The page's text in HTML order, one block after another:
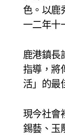
色。以鹿
一二年十
鹿港鎮長
指導，將
活」的最
現今社會
錫藝、玉